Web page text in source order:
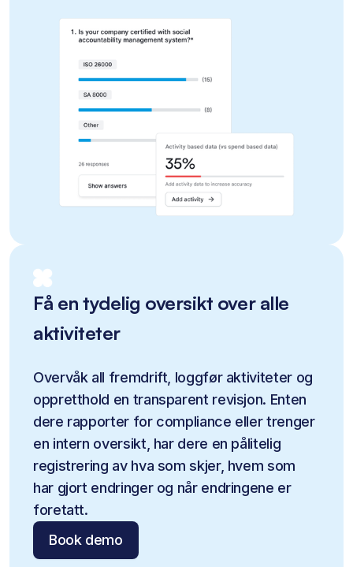
Få en tydelig oversikt over alle
aktiviteter
Overvåk all fremdrift, loggfør aktiviteter og
oppretthold en transparent revisjon. Enten
dere rapporter for compliance eller trenger
en intern oversikt, har dere en pålitelig
registrering av hva som skjer, hvem som
har gjort endringer og når endringene er
foretatt.
Book demo